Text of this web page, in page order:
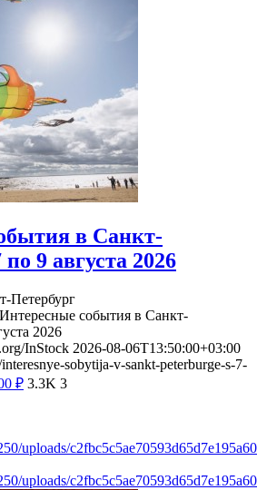
в Санкт-
9 августа 2026
Петербург
Интересные события в Санкт-
2026
InStock 2026-08-06T13:50:00+03:00
sobytija-v-sankt-peterburge-s-7-
₽ 3.3K 3
uploads/
uploads/